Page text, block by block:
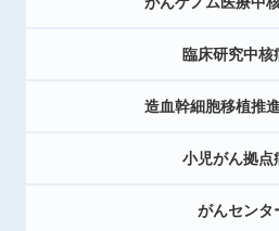
臨床研究中核
造血幹細胞移植推
小児がん拠点
がんセンタ